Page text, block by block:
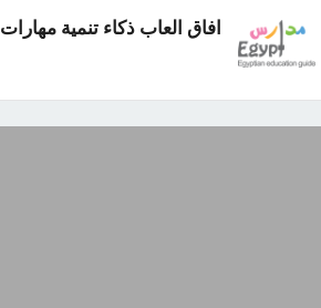
افاق العاب ذكاء تنمية مهارات